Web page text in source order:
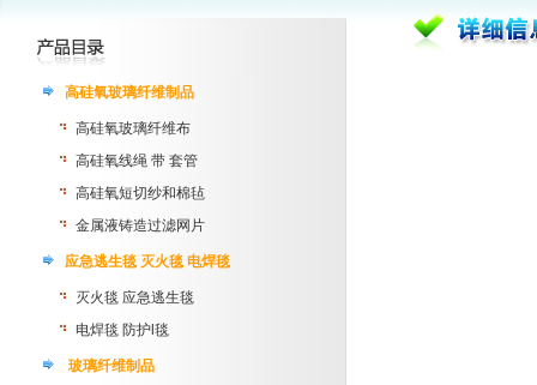
高硅氧玻璃纤维制品
高硅氧玻璃纤维布
高硅氧线绳 带 套管
高硅氧短切纱和棉毡
金属液铸造过滤网片
应急逃生毯 灭火毯 电焊毯
灭火毯 应急逃生毯
电焊毯 防护l毯
玻璃纤维制品